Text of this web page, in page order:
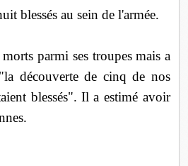
blessés au sein de l'armée.
parmi ses troupes mais a
découverte de cinq de nos
blessés". Il a estimé avoir